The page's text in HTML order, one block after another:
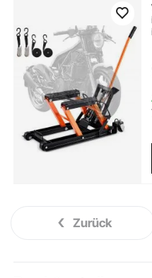
Zurück